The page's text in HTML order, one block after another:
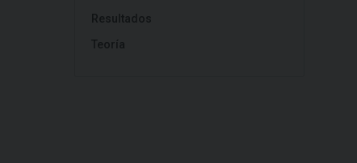
Resultados
Teoría